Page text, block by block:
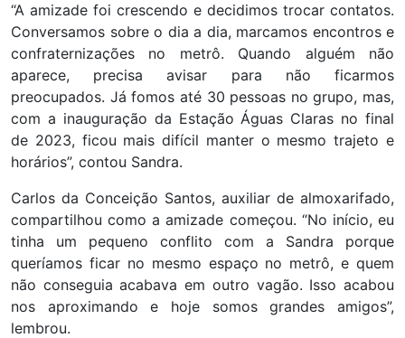
“A amizade foi crescendo e decidimos trocar contatos.
Conversamos sobre o dia a dia, marcamos encontros e
confraternizações no metrô. Quando alguém não
aparece, precisa avisar para não ficarmos
preocupados. Já fomos até 30 pessoas no grupo, mas,
com a inauguração da Estação Águas Claras no final
de 2023, ficou mais difícil manter o mesmo trajeto e
horários”, contou Sandra.
Carlos da Conceição Santos, auxiliar de almoxarifado,
compartilhou como a amizade começou. “No início, eu
tinha um pequeno conflito com a Sandra porque
queríamos ficar no mesmo espaço no metrô, e quem
não conseguia acabava em outro vagão. Isso acabou
nos aproximando e hoje somos grandes amigos”,
lembrou.